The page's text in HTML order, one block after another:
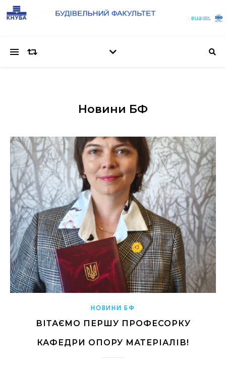
Новини БФ
НОВИНИ БФ
ВІТАЄМО ПЕРШУ ПРОФЕСОРКУ
КАФЕДРИ ОПОРУ МАТЕРІАЛІВ!